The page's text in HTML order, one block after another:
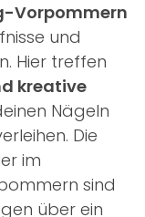
Vorpommern
und
Hier treffen
kreative
Nägeln
Die
im
sind
über ein